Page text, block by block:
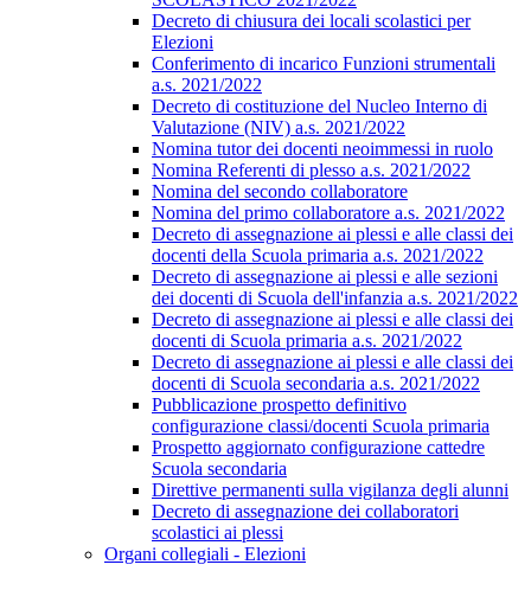
Decreto di chiusura dei locali scolastici per
Elezioni
Conferimento di incarico Funzioni strumentali
a.s. 2021/2022
Decreto di costituzione del Nucleo Interno di
Valutazione (NIV) a.s. 2021/2022
Nomina tutor dei docenti neoimmessi in ruolo
Nomina Referenti di plesso a.s. 2021/2022
Nomina del secondo collaboratore
Nomina del primo collaboratore a.s. 2021/2022
Decreto di assegnazione ai plessi e alle classi dei
docenti della Scuola primaria a.s. 2021/2022
Decreto di assegnazione ai plessi e alle sezioni
dei docenti di Scuola dell'infanzia a.s. 2021/2022
Decreto di assegnazione ai plessi e alle classi dei
docenti di Scuola primaria a.s. 2021/2022
Decreto di assegnazione ai plessi e alle classi dei
docenti di Scuola secondaria a.s. 2021/2022
Pubblicazione prospetto definitivo
configurazione classi/docenti Scuola primaria
Prospetto aggiornato configurazione cattedre
Scuola secondaria
Direttive permanenti sulla vigilanza degli alunni
Decreto di assegnazione dei collaboratori
scolastici ai plessi
Organi collegiali - Elezioni